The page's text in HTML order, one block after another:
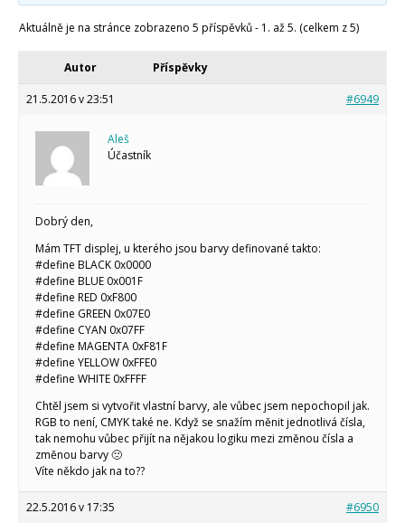
Arduino Software
Arduino s Massimem Banzim
Arduino se Zbyškem Vodou
Aktuálně je na stránce zobrazeno 5 příspěvků - 1. až 5. (celkem z 5)
Autor Příspěvky
21.5.2016 v 23:51 #6949
Aleš
Účastník
Dobrý den,
Mám TFT displej, u kterého jsou barvy definované takto:
#define BLACK 0x0000
#define BLUE 0x001F
#define RED 0xF800
#define GREEN 0x07E0
#define CYAN 0x07FF
#define MAGENTA 0xF81F
#define YELLOW 0xFFE0
#define WHITE 0xFFFF
Chtěl jsem si vytvořit vlastní barvy, ale vůbec jsem nepochopil jak.
RGB to není, CMYK také ne. Když se snažím měnit jednotlivá čísla,
tak nemohu vůbec přijít na nějakou logiku mezi změnou čísla a
změnou barvy 🙁
Víte někdo jak na to??
22.5.2016 v 17:35 #6950